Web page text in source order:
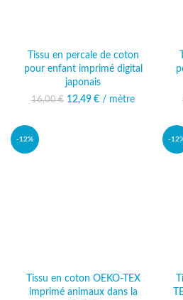
Tissu en percale de coton
pour enfant imprimé digital
japonais
16,00€
Le prix initial était :
12,49 €
Le prix
/ mètre
-12%
Tissu en coton OEKO-TEX
imprimé animaux dans la
-